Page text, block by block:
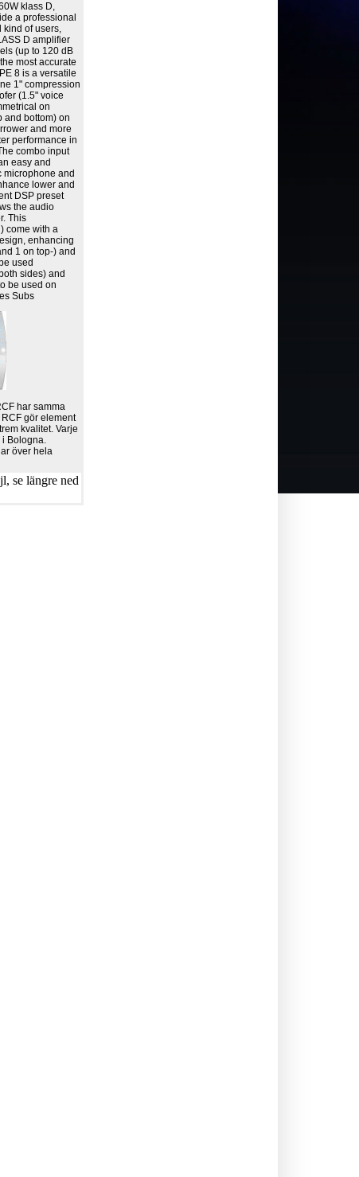
klass D,
a professional
kind of users,
D amplifier
(up to 120 dB
most accurate
8 is a versatile
1" compression
(1.5" voice
on
and bottom) on
and more
performance in
combo input
easy and
microphone and
lower and
DSP preset
the audio
This
come with a
enhancing
1 on top-) and
used
sides) and
be used on
Subs
har samma
gör element
kvalitet. Varje
i Bologna.
över hela
se längre ned